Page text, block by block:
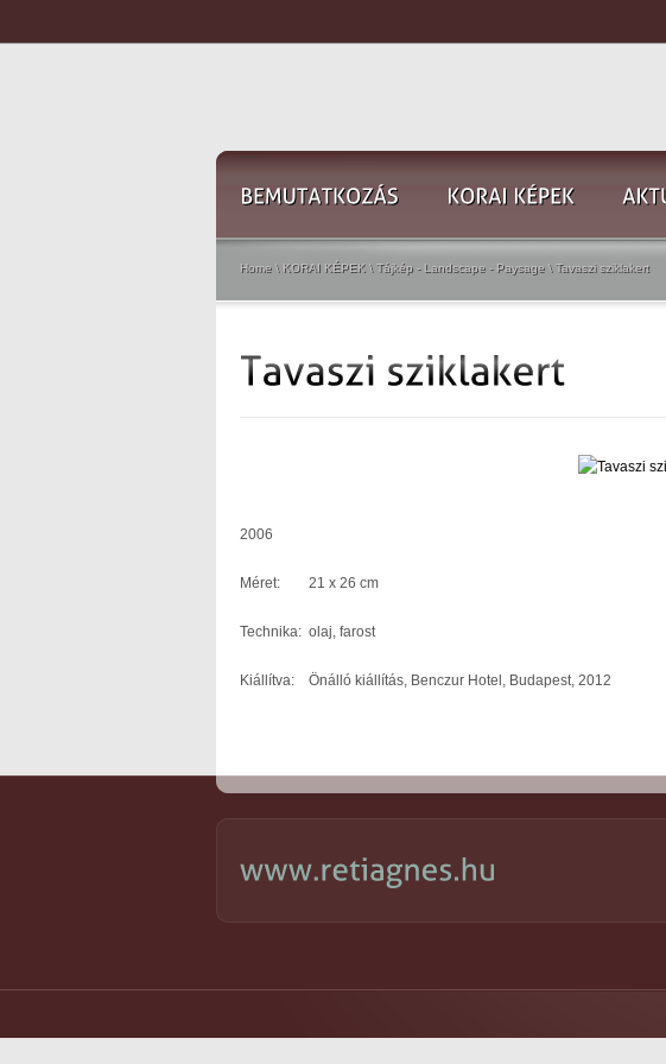
Home \ KORAI KÉPEK \ Tájkép - Landscape - Paysage \ Tavaszi sziklakert
2006
Méret: 21 x 26 cm
Technika: olaj, farost
Kiállítva: Önálló kiállítás, Benczur Hotel, Budapest, 2012